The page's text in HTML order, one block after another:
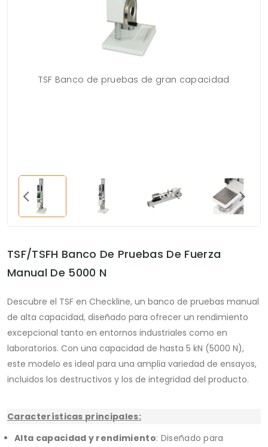
TSF Banco de pruebas de gran capacidad
TSF/TSFH Banco De Pruebas De Fuerza
Manual De 5000 N
Descubre el TSF en Checkline, un banco de pruebas manual
de alta capacidad, diseñado para ofrecer un rendimiento
excepcional tanto en entornos industriales como en
laboratorios. Con una capacidad de hasta 5 kN (5000 N),
este modelo es ideal para una amplia variedad de ensayos,
incluidos los destructivos y los de integridad del producto.
Características principales:
Alta capacidad y rendimiento: Diseñado para